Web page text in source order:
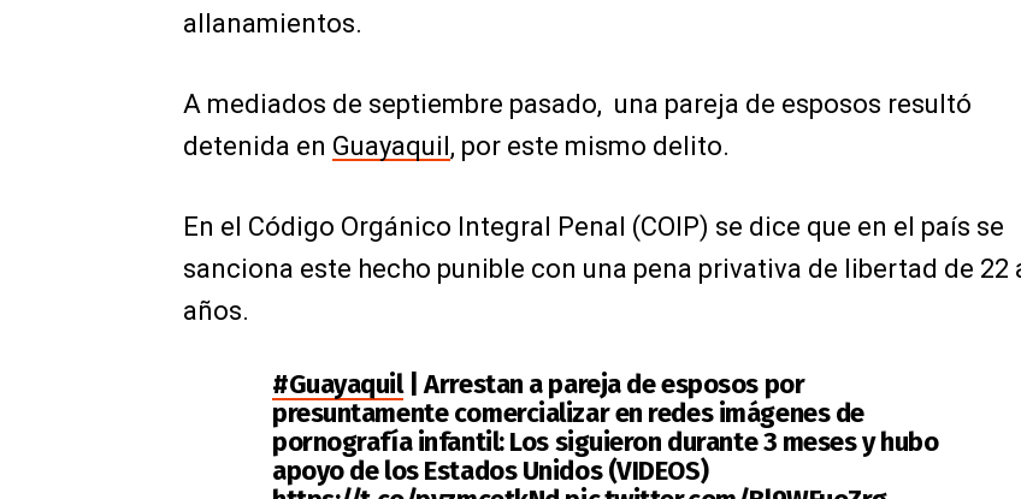
allanamientos.
A mediados de septiembre pasado, una pareja de esposos resultó
detenida en Guayaquil, por este mismo delito.
En el Código Orgánico Integral Penal (COIP) se dice que en el país se
sanciona este hecho punible con una pena privativa de libertad de 22
años.
#Guayaquil| Arrestan a pareja de esposos por
presuntamente comercializar en redes imágenes de
pornografía infantil: Los siguieron durante 3 meses y hubo
apoyo de los Estados Unidos (VIDEOS)